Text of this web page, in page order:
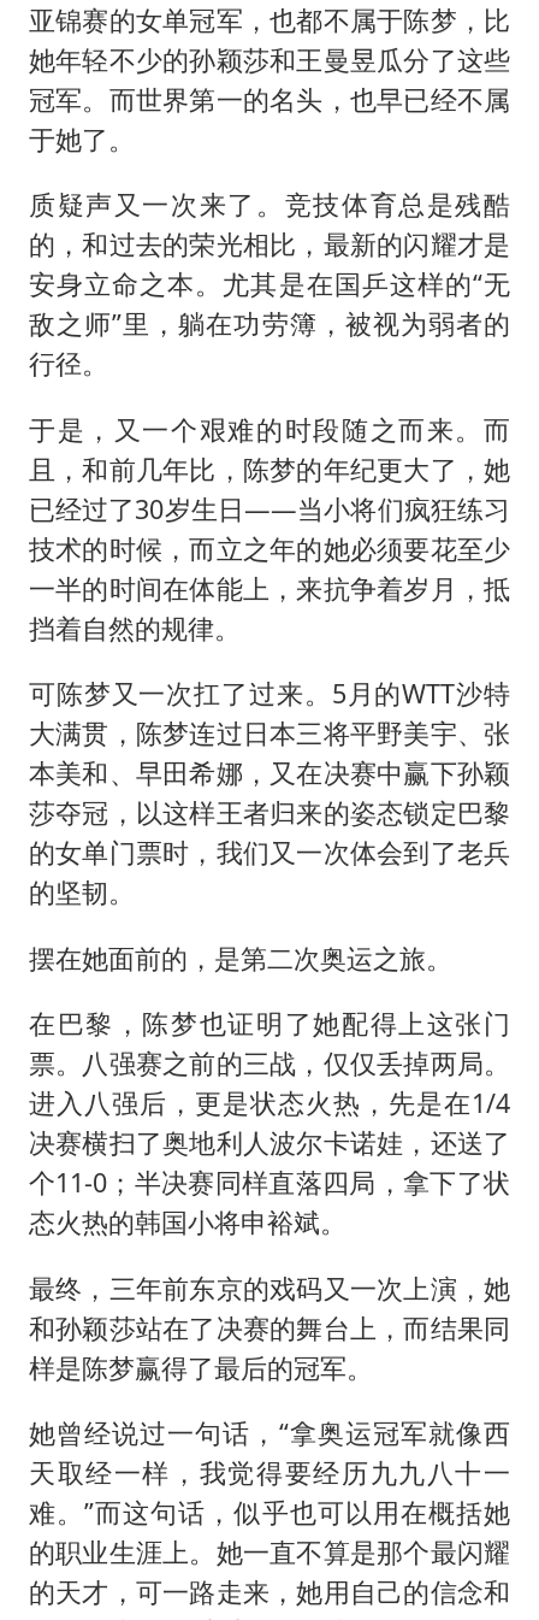
亚锦赛的女单冠军，也都不属于陈梦，比
她年轻不少的孙颖莎和王曼昱瓜分了这些
冠军。而世界第一的名头，也早已经不属
于她了。
质疑声又一次来了。竞技体育总是残酷
的，和过去的荣光相比，最新的闪耀才是
安身立命之本。尤其是在国乒这样的“无
敌之师”里，躺在功劳簿，被视为弱者的
行径。
于是，又一个艰难的时段随之而来。而
且，和前几年比，陈梦的年纪更大了，她
已经过了30岁生日——当小将们疯狂练习
技术的时候，而立之年的她必须要花至少
一半的时间在体能上，来抗争着岁月，抵
挡着自然的规律。
可陈梦又一次扛了过来。5月的WTT沙特
大满贯，陈梦连过日本三将平野美宇、张
本美和、早田希娜，又在决赛中赢下孙颖
莎夺冠，以这样王者归来的姿态锁定巴黎
的女单门票时，我们又一次体会到了老兵
的坚韧。
摆在她面前的，是第二次奥运之旅。
在巴黎，陈梦也证明了她配得上这张门
票。八强赛之前的三战，仅仅丢掉两局。
进入八强后，更是状态火热，先是在1/4
决赛横扫了奥地利人波尔卡诺娃，还送了
个11-0；半决赛同样直落四局，拿下了状
态火热的韩国小将申裕斌。
最终，三年前东京的戏码又一次上演，她
和孙颖莎站在了决赛的舞台上，而结果同
样是陈梦赢得了最后的冠军。
她曾经说过一句话，“拿奥运冠军就像西
天取经一样，我觉得要经历九九八十一
难。”而这句话，似乎也可以用在概括她
的职业生涯上。她一直不算是那个最闪耀
的天才，可一路走来，她用自己的信念和